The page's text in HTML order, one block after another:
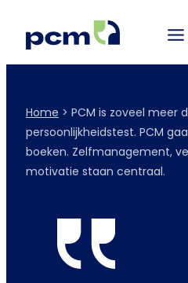
Home > PCM is zoveel meer
persoonlijkheidstest. PCM
boeken. Zelfmanagement,
motivatie staan centraal.